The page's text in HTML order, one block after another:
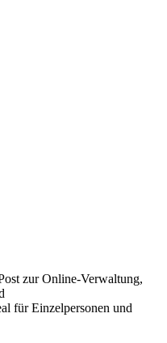
zur Online-Verwaltung,
für Einzelpersonen und